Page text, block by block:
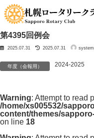
ン
テ
ツ
ス
ビ
ゲ
シ
ン
第4395回例会
2025.07.31
最
終
日
2025.07.31
年度（会報用） 2024-2025
Warning: Attempt to read
/home/xs005532/
content/themes/
on line 18